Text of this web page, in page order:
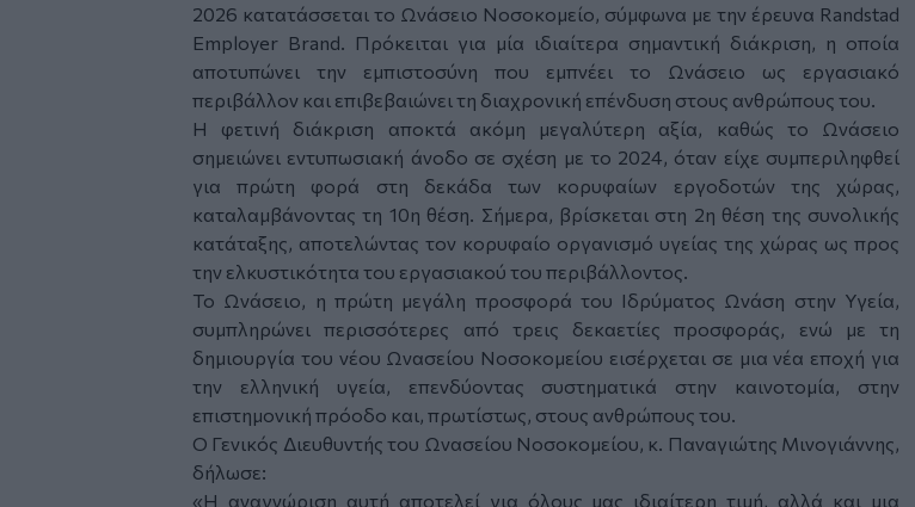
2026 κατατάσσεται το Ωνάσειο Νοσοκομείο, σύμφωνα με την έρευνα Randstad
Employer Brand. Πρόκειται για μία ιδιαίτερα σημαντική διάκριση, η οποία
αποτυπώνει την εμπιστοσύνη που εμπνέει το Ωνάσειο ως εργασιακό
περιβάλλον και επιβεβαιώνει τη διαχρονική επένδυση στους ανθρώπους του.
Η φετινή διάκριση αποκτά ακόμη μεγαλύτερη αξία, καθώς το Ωνάσειο
σημειώνει εντυπωσιακή άνοδο σε σχέση με το 2024, όταν είχε συμπεριληφθεί
για πρώτη φορά στη δεκάδα των κορυφαίων εργοδοτών της χώρας,
καταλαμβάνοντας τη 10η θέση. Σήμερα, βρίσκεται στη 2η θέση της συνολικής
κατάταξης, αποτελώντας τον κορυφαίο οργανισμό υγείας της χώρας ως προς
την ελκυστικότητα του εργασιακού του περιβάλλοντος.
Το Ωνάσειο, η πρώτη μεγάλη προσφορά του Ιδρύματος Ωνάση στην Υγεία,
συμπληρώνει περισσότερες από τρεις δεκαετίες προσφοράς, ενώ με τη
δημιουργία του νέου Ωνασείου Νοσοκομείου εισέρχεται σε μια νέα εποχή για
την ελληνική υγεία, επενδύοντας συστηματικά στην καινοτομία, στην
επιστημονική πρόοδο και, πρωτίστως, στους ανθρώπους του.
Ο Γενικός Διευθυντής του Ωνασείου Νοσοκομείου, κ. Παναγιώτης Μινογιάννης,
δήλωσε:
«Η αναγνώριση αυτή αποτελεί για όλους μας ιδιαίτερη τιμή, αλλά και μια